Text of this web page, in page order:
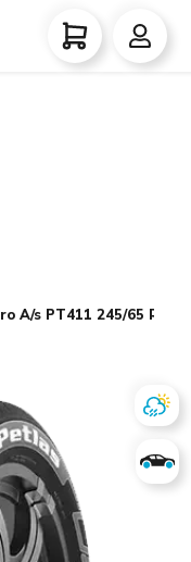
A/s PT411 245/65 R17